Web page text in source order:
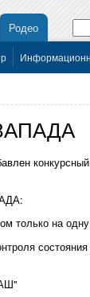
Родео
только на